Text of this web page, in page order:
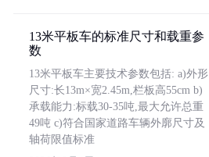
13米平板车的标准尺寸和载重参
数
13米平板车主要技术参数包括: a)外形
尺寸:长13m×宽2.45m,栏板高55cm b)
承载能力:标载30-35吨,最大允许总重
49吨 c)符合国家道路车辆外廓尺寸及
轴荷限值标准